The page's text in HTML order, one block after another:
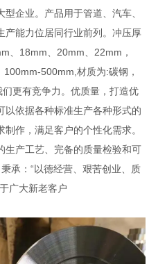
企业。产品用于管道、汽车、
产能力位居同行业前列。冲压厚
、18mm、20mm、22mm，
500mm,材质为:碳钢，
更有竞争力。优质量，打造优
以依据各种标准生产各种形式的
作，满足客户的个性化需求。
生产工艺、完备的质量检验和可
承：“以德经营、艰苦创业、质
广大新老客户